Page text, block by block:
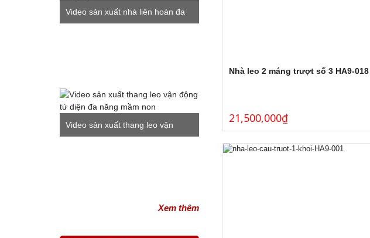
Nhà leo 2 máng trượt số 3 HA9-018
21,500,000₫
Video sản xuất nhà liên hoàn đa
Video sản xuất thang leo vận
Xem thêm